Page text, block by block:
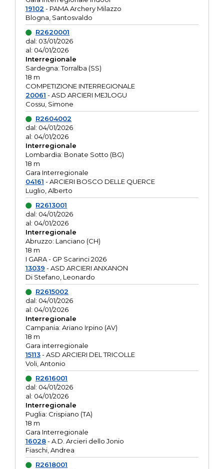
19102 - PAMA Archery Milazzo
Blogna, Santosvaldo
R2620001
dal: 03/01/2026
al: 04/01/2026
Interregionale
Sardegna: Torralba (SS)
18 m
COMPETIZIONE INTERREGIONALE
20061 - ASD ARCIERI MEJLOGU
Cossu, Simone
R2604002
dal: 04/01/2026
al: 04/01/2026
Interregionale
Lombardia: Bonate Sotto (BG)
18 m
Gara Interregionale
04161 - ARCIERI BOSCO DELLE QUERCE
Luglio, Alberto
R2613001
dal: 04/01/2026
al: 04/01/2026
Interregionale
Abruzzo: Lanciano (CH)
18 m
I GARA - GP Scarinci 2026
13039 - ASD ARCIERI ANXANON
Di Stefano, Leonardo
R2615002
dal: 04/01/2026
al: 04/01/2026
Interregionale
Campania: Ariano Irpino (AV)
18 m
Gara interregionale
15113- ASD ARCIERI DEL TRICOLLE
Voli, Antonio
R2616001
dal: 04/01/2026
al: 04/01/2026
Interregionale
Puglia: Crispiano (TA)
18 m
Gara Interregionale
16028- A.D. Arcieri dello Jonio
Fiaschi, Andrea
R2618001